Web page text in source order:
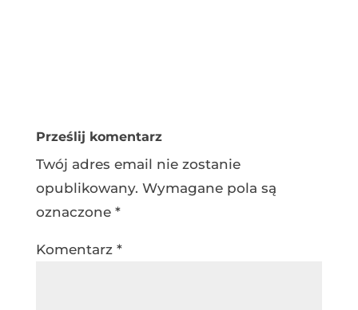
Prześlij komentarz
Twój adres email nie zostanie
opublikowany. Wymagane pola są
oznaczone *
Komentarz *